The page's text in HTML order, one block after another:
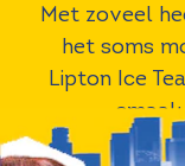
Met zoveel
het soms
Lipton Ice